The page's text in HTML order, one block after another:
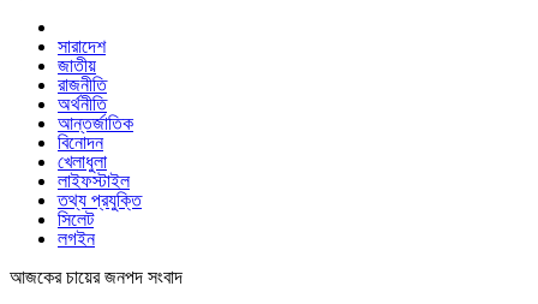
সারাদেশ
জাতীয়
রাজনীতি
অর্থনীতি
আন্তর্জাতিক
বিনোদন
খেলাধুলা
লাইফস্টাইল
তথ্য প্রযুক্তি
সিলেট
লগইন
আজকের চায়ের জনপদ সংবাদ